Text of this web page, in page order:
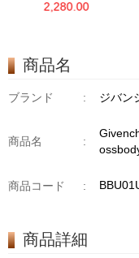
2,280.00
商品名
ブランド : ジバン
商品名 :
商品コード :
商品詳細